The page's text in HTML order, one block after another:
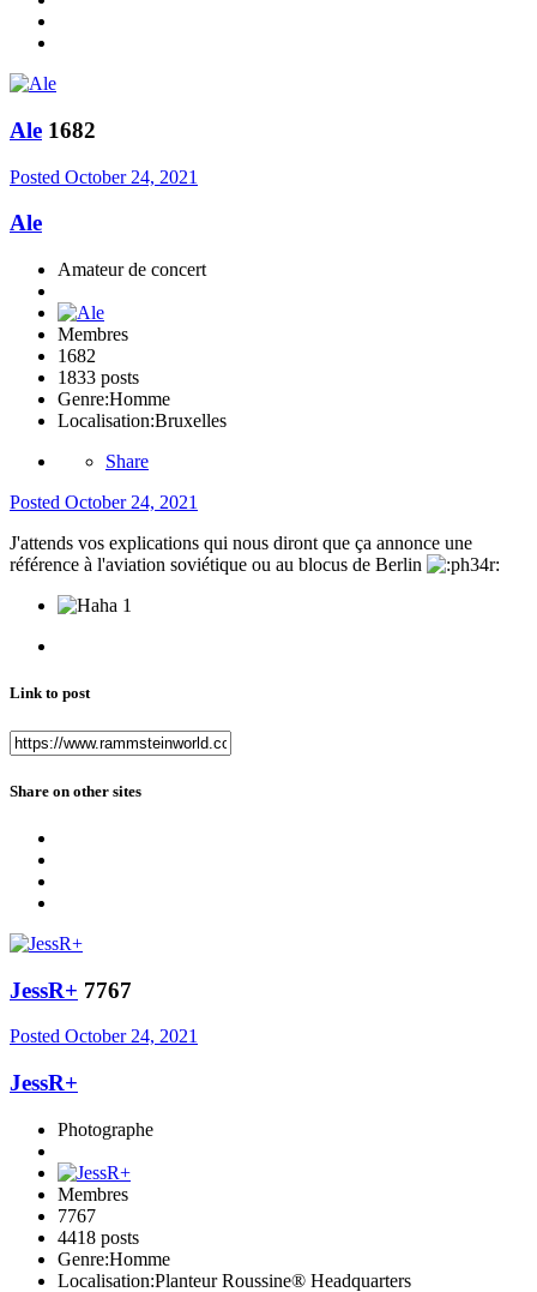
Ale 1682
Posted October 24, 2021
Ale
Amateur de concert
Membres
1682
1833 posts
Genre:Homme
Localisation:Bruxelles
Share
Posted October 24, 2021
J'attends vos explications qui nous diront que ça annonce une
référence à l'aviation soviétique ou au blocus de Berlin
1
Link to post
Share on other sites
JessR+ 7767
Posted October 24, 2021
JessR+
Photographe
Membres
7767
4418 posts
Genre:Homme
Localisation:Planteur Roussine® Headquarters